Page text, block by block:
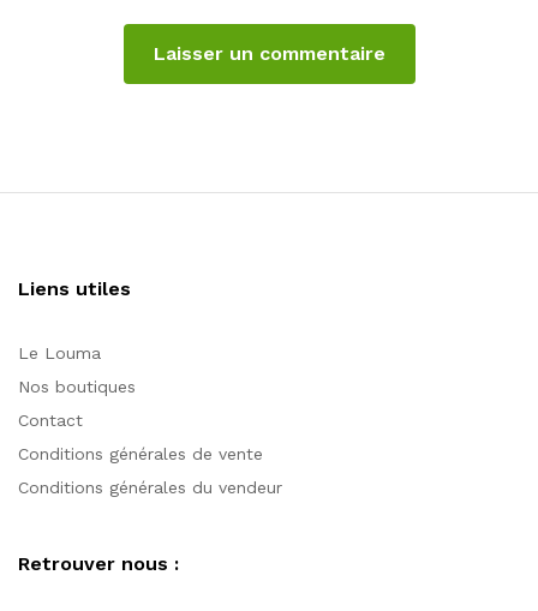
Liens utiles
Le Louma
Nos boutiques
Contact
Conditions générales de vente
Conditions générales du vendeur
Retrouver nous :